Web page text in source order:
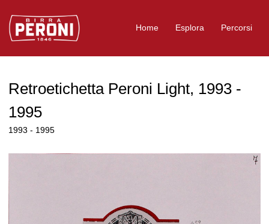
Logo Birra Peroni
Home Esplora Percorsi
Retroetichetta Peroni Light, 1993 -
1995
1993 - 1995